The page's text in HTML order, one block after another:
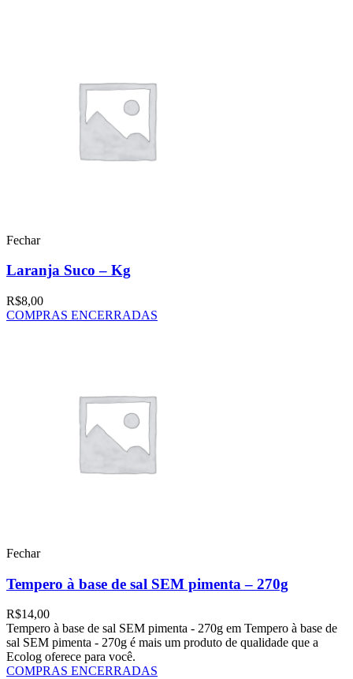
Fechar
Laranja Suco – Kg
R$8,00
COMPRAS ENCERRADAS
Fechar
Tempero à base de sal SEM pimenta – 270g
R$14,00
Tempero à base de sal SEM pimenta - 270g em Tempero à base de
sal SEM pimenta - 270g é mais um produto de qualidade que a
Ecolog oferece para você.
COMPRAS ENCERRADAS